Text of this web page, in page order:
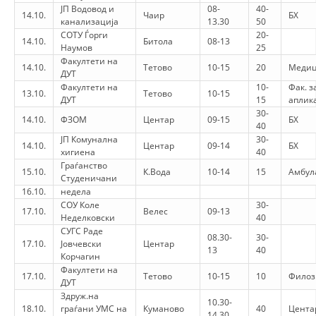
VEPRIMTARI
DORACAKË
STRATEGJI
MATERIAL EDUKATIVO INFORMATIV
BROCHURES
PRESENTATIONS
14.10.
ЈП Водовод и
канализација
Чаир
08-
13.30
40-
50
БХ
14.10.
СОТУ Ѓорги
Наумов
Битола 08-13
20-
25
14.10.
Факултети на
ДУТ
Тетово 10-15 20
13.10.
Факултети на
ДУТ
Тетово 10-15
10-
15
Фак.
14.10.
ФЗОМ Центар 09-15
30-
40
БХ
14.10.
ЈП Комунална
хигиена
Центар 09-14
30-
40
БХ
15.10.
Граѓанство
Студеничани
К.Вода 10-14 15
16.10.
недела
17.10.
СОУ Коле
Неделковски
Велес 09-13
30-
40
17.10.
СУГС Раде
Јовчевски
Корчагин
Центар
08.30-
13
30-
40
17.10.
Факултети на
ДУТ
Тетово 10-15 10
18.10.
Здруж.на
граѓани УМС на
Куманово
10.30-
40